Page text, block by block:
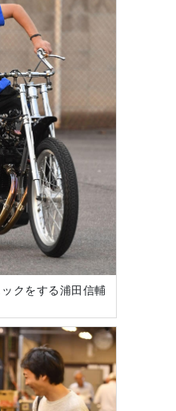
クをする浦田信輔